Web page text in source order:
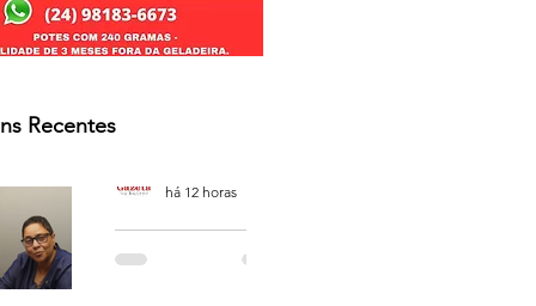
Recentes
PODCAST
'CAFÉ
há 12 horas